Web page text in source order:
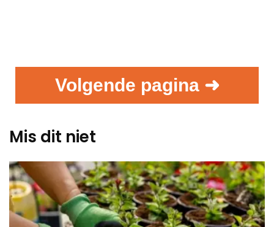
Volgende pagina ➜
Mis dit niet